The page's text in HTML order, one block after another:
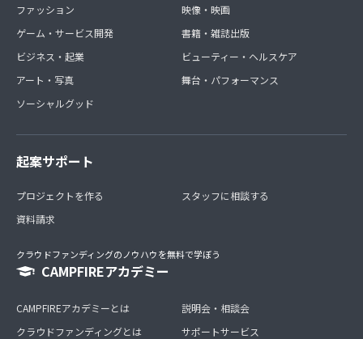
ファッション
ゲーム・サービス開発
ビジネス・起業
アート・写真
ソーシャルグッド
映像・映画
書籍・雑誌出版
ビューティー・ヘルスケア
舞台・パフォーマンス
起案サポート
プロジェクトを作る
資料請求
スタッフに相談する
クラウドファンディングのノウハウを無料で学ぼう
CAMPFIREアカデミー
CAMPFIREアカデミーとは
クラウドファンディングとは
説明会・相談会
サポートサービス